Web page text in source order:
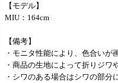
【モデル】
MIU：164cm
【備考】
・モニタ性能により、色合いが
・商品の生地によって折りジワ
・シワのある場合はシワの部分